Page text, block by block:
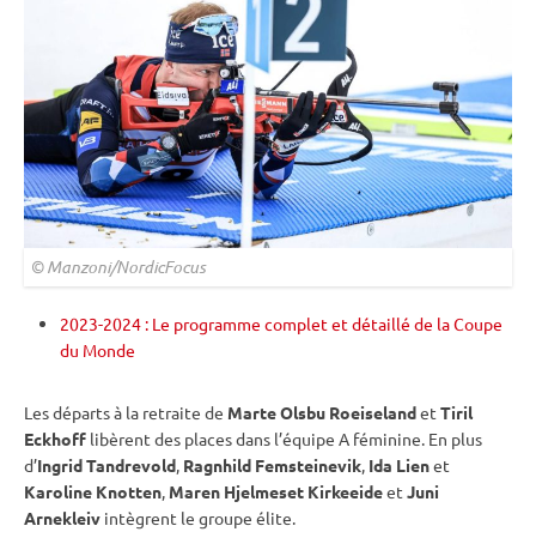
© Manzoni/NordicFocus
2023-2024 : Le programme complet et détaillé de la Coupe
du Monde
Les départs à la retraite de Marte Olsbu Roeiselandet Tiril
Eckhoff libèrent des places dans l’équipe A féminine. En plus
d’Ingrid Tandrevold, Ragnhild Femsteinevik, Ida Lienet
Karoline Knotten, Maren Hjelmeset Kirkeeideet Juni
Arnekleiv intègrent le groupe élite.